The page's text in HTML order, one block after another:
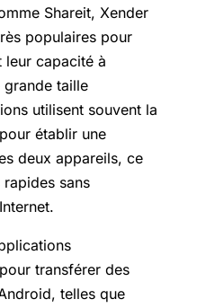
Shareit, Xender
populaires pour
leur capacité à
taille
utilisent souvent la
établir une
deux appareils, ce
sans
transférer des
telles que